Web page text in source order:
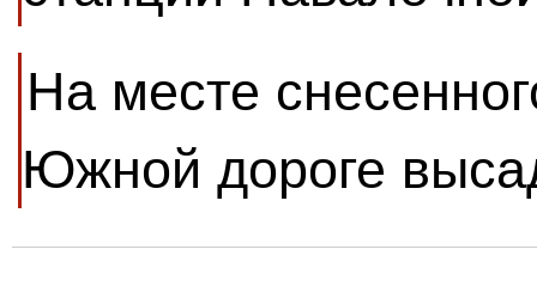
На месте
Южной дороге